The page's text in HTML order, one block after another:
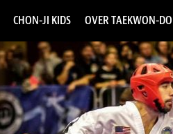
CHON-JI KIDS OVER TAEKWON-DO